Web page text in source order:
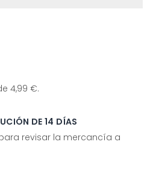
4,99 €.
DE 14 DÍAS
revisar la mercancía a